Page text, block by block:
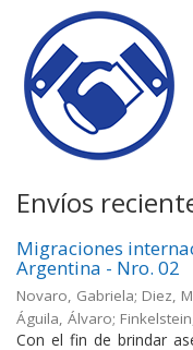
Envíos
Migraciones
Argentina - Nro. 02
Novaro, Gabriela; Diez,
Águila, Álvaro;
Con el fin de brindar